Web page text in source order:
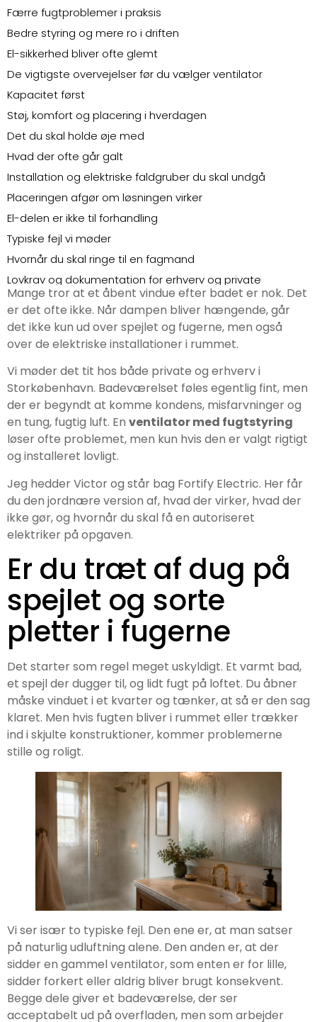
Færre fugtproblemer i praksis
Bedre styring og mere ro i driften
El-sikkerhed bliver ofte glemt
De vigtigste overvejelser før du vælger ventilator
Kapacitet først
Støj, komfort og placering i hverdagen
Det du skal holde øje med
Hvad der ofte går galt
Installation og elektriske faldgruber du skal undgå
Placeringen afgør om løsningen virker
El-delen er ikke til forhandling
Typiske fejl vi møder
Hvornår du skal ringe til en fagmand
Lovkrav og dokumentation for erhverv og private
Det erhverv ofte overser
Forskellen på privat og professionel drift
Den sikre vej til et sundt indeklima med Fortify Electric
Mange tror at et åbent vindue efter badet er nok. Det
er det ofte ikke. Når dampen bliver hængende, går
det ikke kun ud over spejlet og fugerne, men også
over de elektriske installationer i rummet.
Vi møder det tit hos både private og erhverv i
Storkøbenhavn. Badeværelset føles egentlig fint, men
der er begyndt at komme kondens, misfarvninger og
en tung, fugtig luft. En ventilator med fugtstyring
løser ofte problemet, men kun hvis den er valgt rigtigt
og installeret lovligt.
Jeg hedder Victor og står bag Fortify Electric. Her får
du den jordnære version af, hvad der virker, hvad der
ikke gør, og hvornår du skal få en autoriseret
elektriker på opgaven.
Er du træt af dug på
spejlet og sorte
pletter i fugerne
Det starter som regel meget uskyldigt. Et varmt bad,
et spejl der dugger til, og lidt fugt på loftet. Du åbner
måske vinduet i et kvarter og tænker, at så er den sag
klaret. Men hvis fugten bliver i rummet eller trækker
ind i skjulte konstruktioner, kommer problemerne
stille og roligt.
Vi ser især to typiske fejl. Den ene er, at man satser
på naturlig udluftning alene. Den anden er, at der
sidder en gammel ventilator, som enten er for lille,
sidder forkert eller aldrig bliver brugt konsekvent.
Begge dele giver et badeværelse, der ser
acceptabelt ud på overfladen, men som arbejder